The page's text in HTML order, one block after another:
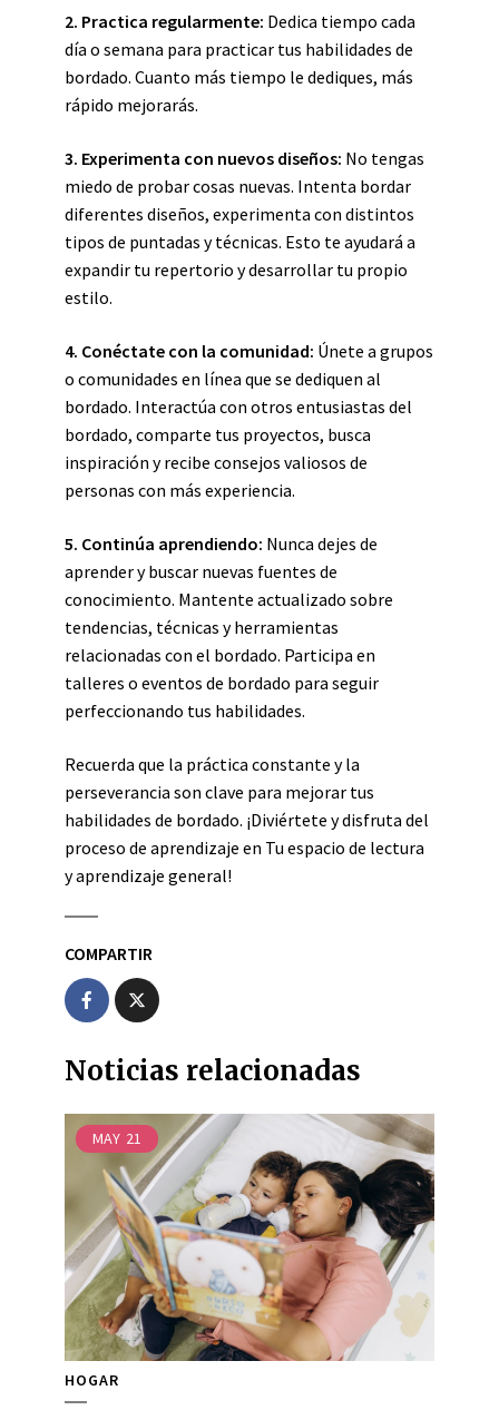
2. Practica regularmente: Dedica tiempo cada
día o semana para practicar tus habilidades de
bordado. Cuanto más tiempo le dediques, más
rápido mejorarás.
3. Experimenta con nuevos diseños: No tengas
miedo de probar cosas nuevas. Intenta bordar
diferentes diseños, experimenta con distintos
tipos de puntadas y técnicas. Esto te ayudará a
expandir tu repertorio y desarrollar tu propio
estilo.
4. Conéctate con la comunidad: Únete a grupos
o comunidades en línea que se dediquen al
bordado. Interactúa con otros entusiastas del
bordado, comparte tus proyectos, busca
inspiración y recibe consejos valiosos de
personas con más experiencia.
5. Continúa aprendiendo: Nunca dejes de
aprender y buscar nuevas fuentes de
conocimiento. Mantente actualizado sobre
tendencias, técnicas y herramientas
relacionadas con el bordado. Participa en
talleres o eventos de bordado para seguir
perfeccionando tus habilidades.
Recuerda que la práctica constante y la
perseverancia son clave para mejorar tus
habilidades de bordado. ¡Diviértete y disfruta del
proceso de aprendizaje en Tu espacio de lectura
y aprendizaje general!
COMPARTIR
Noticias relacionadas
MAY 21
HOGAR